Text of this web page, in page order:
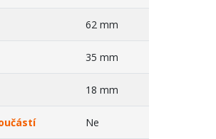
62 mm
35 mm
18 mm
Ne